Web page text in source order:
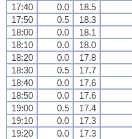
17:40
0.0 18.5
17:50
0.5 18.3
18:00
0.0 18.1
18:10
0.0 18.0
18:20
0.0 17.8
18:30
0.5 17.7
18:40
0.0 17.6
18:50
0.0 17.6
19:00
0.5 17.4
19:10
0.0 17.3
19:20
0.0 17.3